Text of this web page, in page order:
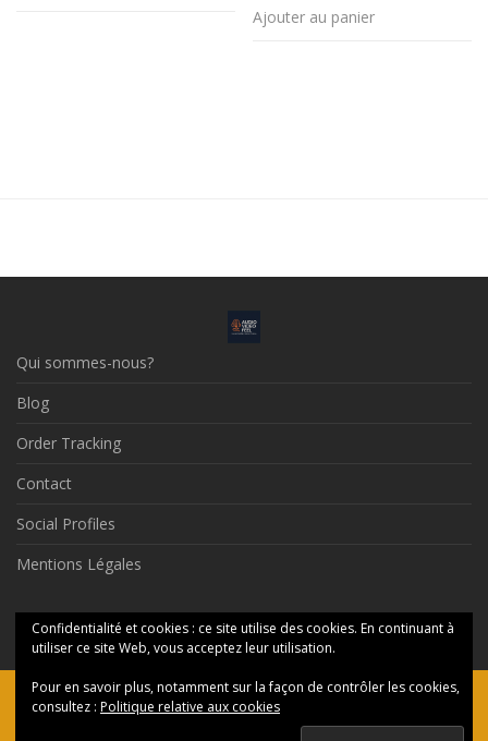
Ajouter au panier
Qui sommes-nous?
Blog
Order Tracking
Contact
Social Profiles
Mentions Légales
© 2026 Audio Video Feel
Ceci est une boutique de présentation — aucune commande ne
sera honorée en ligne, merci de nous contacter par messagerie.
Confidentialité et cookies : ce site utilise des cookies. En continuant à
utiliser ce site Web, vous acceptez leur utilisation.
Pour en savoir plus, notamment sur la façon de contrôler les cookies,
consultez : Politique relative aux cookies